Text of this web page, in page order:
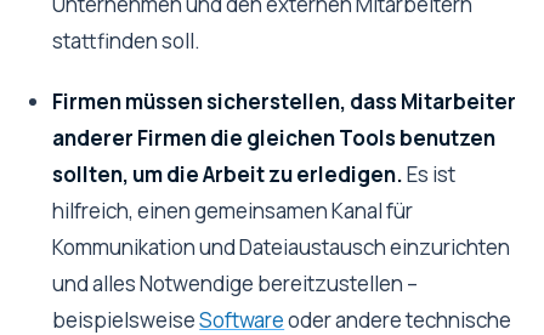
stattfinden soll.
Firmen müssen sicherstellen, dass Mitarbeiter
anderer Firmen die gleichen Tools benutzen
sollten, um die Arbeit zu erledigen.Es ist
hilfreich, einen gemeinsamen Kanal für
Kommunikation und Dateiaustausch einzurichten
und alles Notwendige bereitzustellen –
beispielsweiseSoftwareoder andere technische